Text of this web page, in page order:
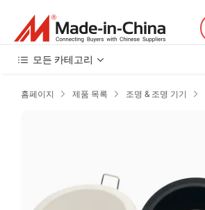
모든 카테고리
홈페이지  제품 목록  조명 & 조명 기기 